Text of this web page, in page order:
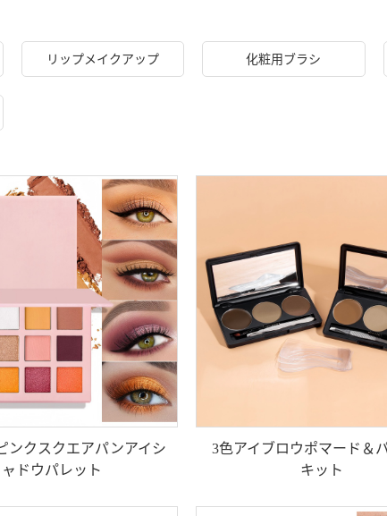
リップメイクアップ 化粧用ブラシ
ンクスクエアパンアイシ
ャドウパレット
3色アイブロウポマード＆
キット